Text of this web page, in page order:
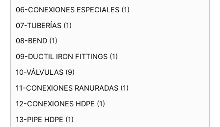
06-CONEXIONES ESPECIALES (1)
07-TUBERÍAS (1)
08-BEND (1)
09-DUCTIL IRON FITTINGS (1)
10-VÁLVULAS (9)
11-CONEXIONES RANURADAS (1)
12-CONEXIONES HDPE (1)
13-PIPE HDPE (1)